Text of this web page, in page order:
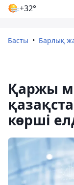
+32°
Басты Барлық
Қаржы
көрші